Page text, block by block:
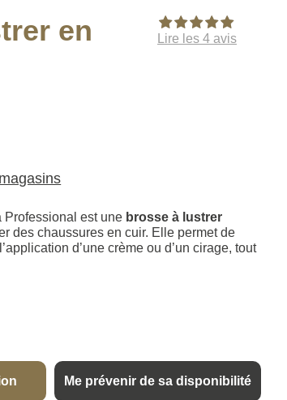
en
Lire les 4 avis
Professional est une brosse à lustrer
des chaussures en cuir. Elle permet de
d’une crème ou d’un cirage, tout
Me prévenir de sa disponibilité